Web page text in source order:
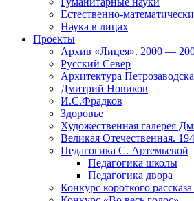
Естественно-
Наука в лицах
Проекты
Архив «Лицея». 2000 —
Русский Север
Архитектура Петрозаводска
Дмитрий Новиков
И.С.Фрадков
Здоровье
Художественная галерея
Великая Отечественная.
Педагогика С. Артемьевой
Педагогика школы
Педагогика двора
Конкурс короткого